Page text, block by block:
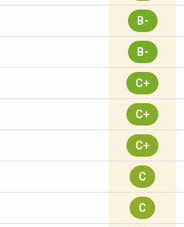
B-
B-
C+
C+
C+
C
C